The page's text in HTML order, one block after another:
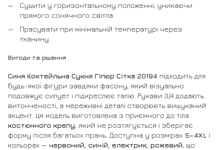
Сушити у горизонтальному положенні, уникаючи
прямого сонячного світла.
Прасувати при мінімальній температурі через
тканину.
Вигоди та рішення
Синя Коктейльна Сукня Гіпюр Сітка 20194 підходить для
будь-якої фігури завдяки фасону, який візуально
подовжує силует і підкреслює талію. Рукави 3/4 додають
витонченості, а мереживні деталі створюють вишуканий
акцент. Ця модель виготовлена з приємного до тіла
костюмного крепу, який не розтягується і зберігає
форму після багатьох прань. Доступна у розмірах S–4XL і
кольорах — червоний, синій, електрик, рожевий, що